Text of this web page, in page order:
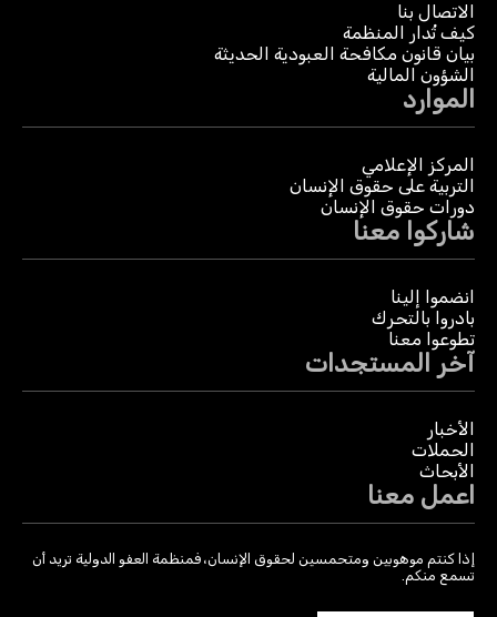
الاتصال بنا
كيف تُدار المنظمة
بيان قانون مكافحة العبودية الحديثة
الشؤون المالية
الموارد
المركز الإعلامي
التربية على حقوق الإنسان
دورات حقوق الإنسان
شاركوا معنا
انضموا إلينا
بادروا بالتحرك
تطوعوا معنا
آخر المستجدات
الأخبار
الحملات
الأبحاث
اعمل معنا
إذا كنتم موهوبين ومتحمسين لحقوق الإنسان، فمنظمة العفو الدولية تريد أن
تسمع منكم.